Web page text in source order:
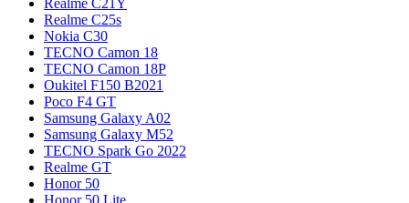
Realme C25s
Nokia C30
TECNO Camon 18
TECNO Camon 18P
Oukitel F150 B2021
Poco F4 GT
Samsung Galaxy A02
Samsung Galaxy M52
TECNO Spark Go 2022
Realme GT
Honor 50
Honor 50 Lite